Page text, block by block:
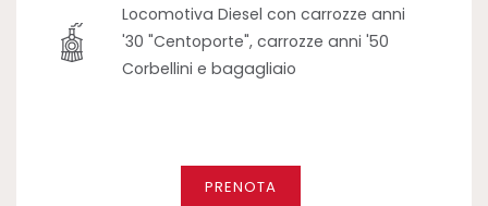
Locomotiva Diesel con carrozze anni
'30 "Centoporte", carrozze anni '50
Corbellini e bagagliaio
PRENOTA